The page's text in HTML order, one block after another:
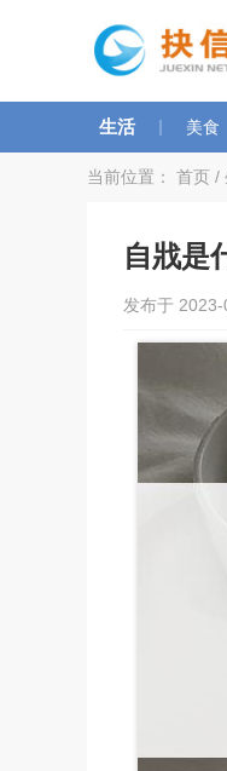
生活 | 美食
当前位置： 首页 /
自戕是
发布于